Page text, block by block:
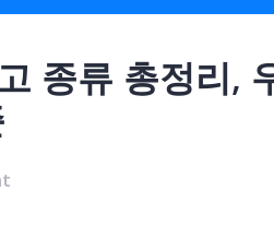
종류 총정리,